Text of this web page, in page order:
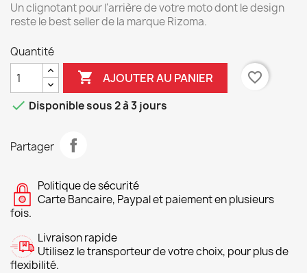
Un clignotant pour l'arrière de votre moto dont le design
reste le best seller de la marque Rizoma.
Quantité
 AJOUTER AU PANIER
favorite_border
 Disponible sous 2 à 3 jours
Partager
Politique de sécurité
Carte Bancaire, Paypal et paiement en plusieurs
fois.
Livraison rapide
Utilisez le transporteur de votre choix, pour plus de
flexibilité.